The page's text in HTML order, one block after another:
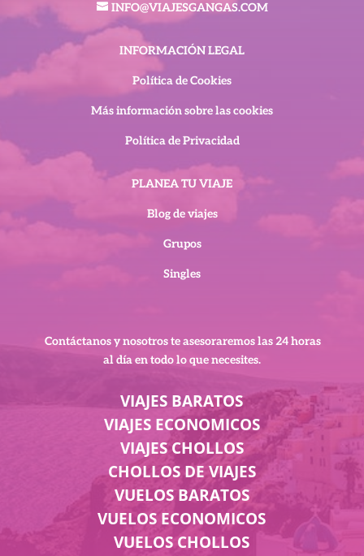
INFO@VIAJESGANGAS.COM
INFORMACIÓN LEGAL
Política de Cookies
Más información sobre las cookies
Política de Privacidad
PLANEA TU VIAJE
Blog de viajes
Grupos
Singles
Contáctanos y nosotros te asesoraremoslas 24 horas
al día en todo lo que necesites.
VIAJES BARATOS
VIAJES ECONOMICOS
VIAJES CHOLLOS
CHOLLOS DE VIAJES
VUELOS BARATOS
VUELOS ECONOMICOS
VUELOS CHOLLOS